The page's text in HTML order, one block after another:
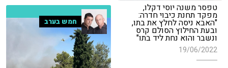
טפסר משנה יוסי דקלו,
מפקד תחנת כיבוי חדרה:
"האבא ניסה לחלץ את בתו,
ובעת החילוץ הסולם קרס
ונשבר והוא נחת ליד בתו"
19/06/2022
חמש בערב